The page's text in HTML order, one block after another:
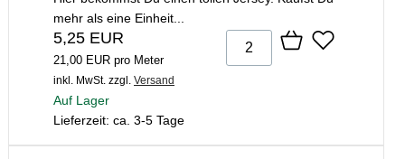
mehr als eine Einheit...
5,25 EUR
21,00 EUR pro Meter
inkl. MwSt. zzgl. Versand
Auf Lager
Lieferzeit: ca. 3-5 Tage